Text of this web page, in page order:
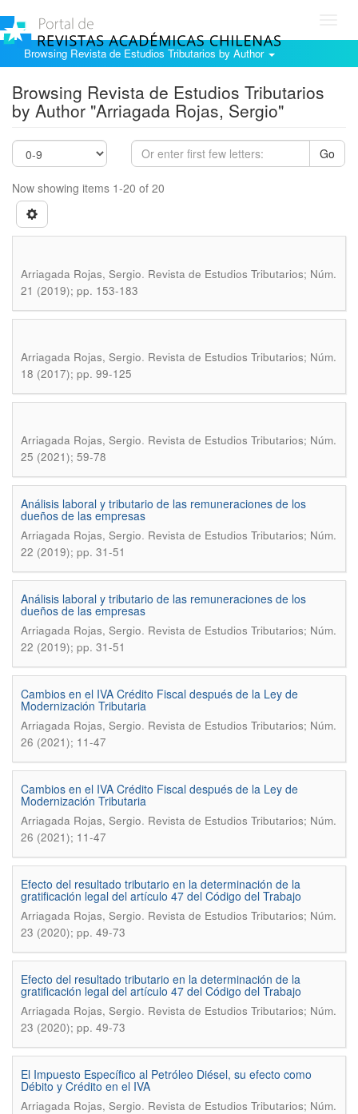
Browsing Revista de Estudios Tributarios by Author
Browsing Revista de Estudios Tributarios
by Author "Arriagada Rojas, Sergio"
Go
Now showing items 1-20 of 20
Arriagada Rojas, Sergio. Revista de Estudios Tributarios; Núm.
21 (2019); pp. 153-183
Arriagada Rojas, Sergio. Revista de Estudios Tributarios; Núm.
18 (2017); pp. 99-125
Arriagada Rojas, Sergio. Revista de Estudios Tributarios; Núm.
25 (2021); 59-78
Análisis laboral y tributario de las remuneraciones de los
dueños de las empresas
Arriagada Rojas, Sergio. Revista de Estudios Tributarios; Núm.
22 (2019); pp. 31-51
Análisis laboral y tributario de las remuneraciones de los
dueños de las empresas
Arriagada Rojas, Sergio. Revista de Estudios Tributarios; Núm.
22 (2019); pp. 31-51
Cambios en el IVA Crédito Fiscal después de la Ley de
Modernización Tributaria
Arriagada Rojas, Sergio. Revista de Estudios Tributarios; Núm.
26 (2021); 11-47
Cambios en el IVA Crédito Fiscal después de la Ley de
Modernización Tributaria
Arriagada Rojas, Sergio. Revista de Estudios Tributarios; Núm.
26 (2021); 11-47
Efecto del resultado tributario en la determinación de la
gratificación legal del artículo 47 del Código del Trabajo
Arriagada Rojas, Sergio. Revista de Estudios Tributarios; Núm.
23 (2020); pp. 49-73
Efecto del resultado tributario en la determinación de la
gratificación legal del artículo 47 del Código del Trabajo
Arriagada Rojas, Sergio. Revista de Estudios Tributarios; Núm.
23 (2020); pp. 49-73
El Impuesto Específico al Petróleo Diésel, su efecto como
Débito y Crédito en el IVA
Arriagada Rojas, Sergio. Revista de Estudios Tributarios; Núm.